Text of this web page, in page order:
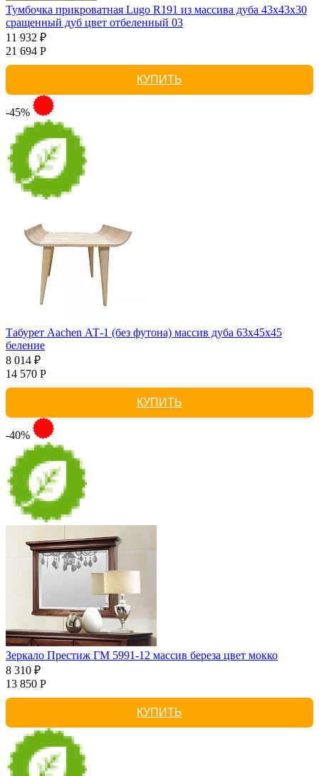
Тумбочка прикроватная Lugo R191 из массива дуба 43х43х30
сращенный дуб цвет отбеленный 03
11 932 ₽
21 694 Р
КУПИТЬ
-45%
Табурет Aachen АТ-1 (без футона) массив дуба 63х45х45
беление
8 014 ₽
14 570 Р
КУПИТЬ
-40%
Зеркало Престиж ГМ 5991-12 массив береза цвет мокко
8 310 ₽
13 850 Р
КУПИТЬ